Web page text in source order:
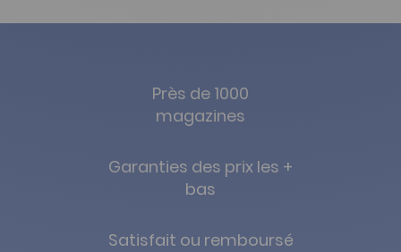
Près de 1000
magazines
Garanties des prix les +
bas
Satisfait ou remboursé